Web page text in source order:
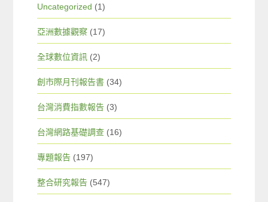
Uncategorized (1)
亞洲數據觀察 (17)
全球數位資訊 (2)
創市際月刊報告書 (34)
台灣消費指數報告 (3)
台灣網路基礎調查 (16)
專題報告 (197)
整合研究報告 (547)